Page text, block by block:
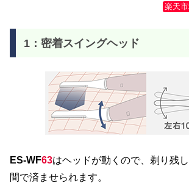
楽天
1：密着スイングヘッド
ES-WF63はヘッドが動くので、剃り残
間で済ませられます。